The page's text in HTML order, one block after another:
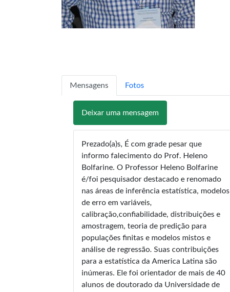
Mensagens Fotos
Deixar uma mensagem
Prezado(a)s, É com grade pesar que
informo falecimento do Prof. Heleno
Bolfarine. O Professor Heleno Bolfarine
é/foi pesquisador destacado e renomado
nas áreas de inferência estatística, modelos
de erro em variáveis,
calibração,confiabilidade, distribuições e
amostragem, teoria de predição para
populações finitas e modelos mistos e
análise de regressão. Suas contribuições
para a estatística da America Latina são
inúmeras. Ele foi orientador de mais de 40
alunos de doutorado da Universidade de